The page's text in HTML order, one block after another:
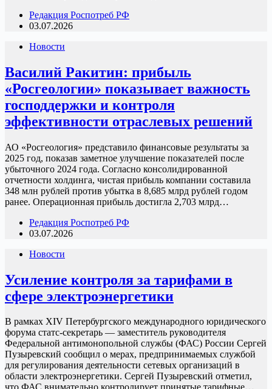
Редакция Роспотреб РФ
03.07.2026
Новости
Василий Ракитин: прибыль
«Росгеологии» показывает важность
господдержки и контроля
эффективности отраслевых решений
АО «Росгеология» представило финансовые результаты за
2025 год, показав заметное улучшение показателей после
убыточного 2024 года. Согласно консолидированной
отчетности холдинга, чистая прибыль компании составила
348 млн рублей против убытка в 8,685 млрд рублей годом
ранее. Операционная прибыль достигла 2,703 млрд…
Редакция Роспотреб РФ
03.07.2026
Новости
Усиление контроля за тарифами в
сфере электроэнергетики
В рамках XIV Петербургского международного юридического
форума статс-секретарь — заместитель руководителя
Федеральной антимонопольной службы (ФАС) России Сергей
Пузыревский сообщил о мерах, предпринимаемых службой
для регулирования деятельности сетевых организаций в
области электроэнергетики. Сергей Пузыревский отметил,